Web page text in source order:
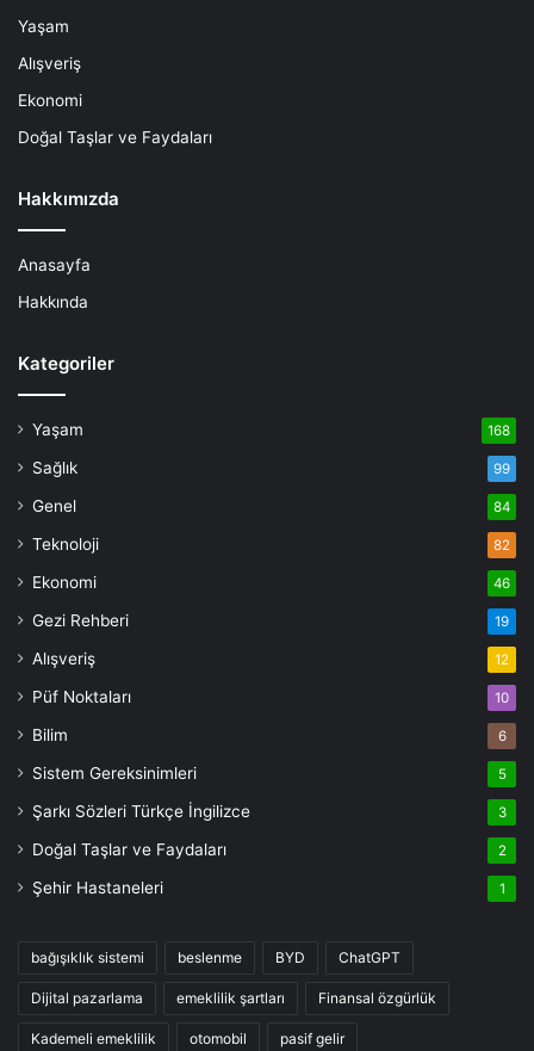
Yaşam
Alışveriş
Ekonomi
Doğal Taşlar ve Faydaları
Hakkımızda
Anasayfa
Hakkında
Kategoriler
Yaşam 168
Sağlık 99
Genel 84
Teknoloji 82
Ekonomi 46
Gezi Rehberi 19
Alışveriş 12
Püf Noktaları 10
Bilim 6
Sistem Gereksinimleri 5
Şarkı Sözleri Türkçe İngilizce 3
Doğal Taşlar ve Faydaları 2
Şehir Hastaneleri 1
bağışıklık sistemi beslenme BYD ChatGPT
Dijital pazarlama emeklilik şartları Finansal özgürlük
Kademeli emeklilik otomobil pasif gelir